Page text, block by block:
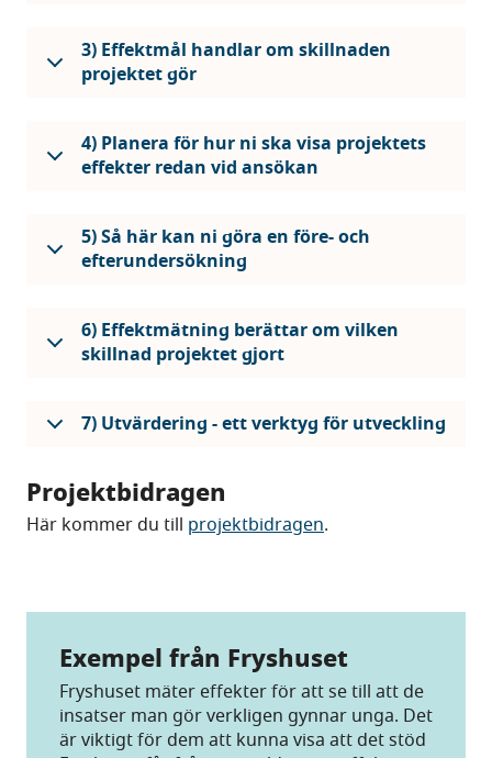
Exempel från Fryshuset
Fryshuset mäter effekter för att se till att de
insatser man gör verkligen gynnar unga. Det
är viktigt för dem att kunna visa att det stöd
3) Effektmål handlar om skillnaden
projektet gör
4) Planera för hur ni ska visa projektets
effekter redan vid ansökan
5) Så här kan ni göra en före- och
efterundersökning
6) Effektmätning berättar om vilken
skillnad projektet gjort
7) Utvärdering - ett verktyg för utveckling
Projektbidragen
Här kommer du till projektbidragen.